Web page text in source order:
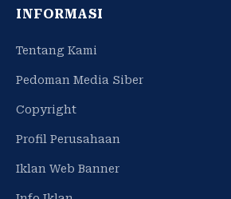
INFORMASI
Tentang Kami
Pedoman Media Siber
Copyright
Profil Perusahaan
Iklan Web Banner